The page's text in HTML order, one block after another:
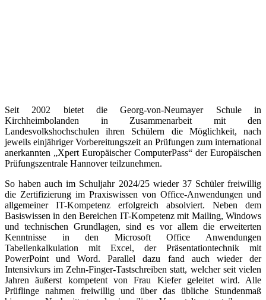
Seit 2002 bietet die Georg-von-Neumayer Schule in
Kirchheimbolanden in Zusammenarbeit mit den
Landesvolkshochschulen ihren Schülern die Möglichkeit, nach
jeweils einjähriger Vorbereitungszeit an Prüfungen zum international
anerkannten „Xpert Europäischer ComputerPass“ der Europäischen
Prüfungszentrale Hannover teilzunehmen.
So haben auch im Schuljahr 2024/25 wieder 37 Schüler freiwillig
die Zertifizierung im Praxiswissen von Office-Anwendungen und
allgemeiner IT-Kompetenz erfolgreich absolviert. Neben dem
Basiswissen in den Bereichen IT-Kompetenz mit Mailing, Windows
und technischen Grundlagen, sind es vor allem die erweiterten
Kenntnisse in den Microsoft Office Anwendungen
Tabellenkalkulation mit Excel, der Präsentationtechnik mit
PowerPoint und Word. Parallel dazu fand auch wieder der
Intensivkurs im Zehn-Finger-Tastschreiben statt, welcher seit vielen
Jahren äußerst kompetent von Frau Kiefer geleitet wird. Alle
Prüflinge nahmen freiwillig und über das übliche Stundenmaß